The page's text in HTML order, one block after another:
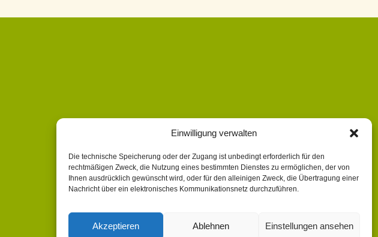
Einwilligung verwalten
Die technische Speicherung oder der Zugang ist unbedingt erforderlich für den
rechtmäßigen Zweck, die Nutzung eines bestimmten Dienstes zu ermöglichen, der von
Ihnen ausdrücklich gewünscht wird, oder für den alleinigen Zweck, die Übertragung einer
Nachricht über ein elektronisches Kommunikationsnetz durchzuführen.
Akzeptieren Ablehnen Einstellungen ansehen